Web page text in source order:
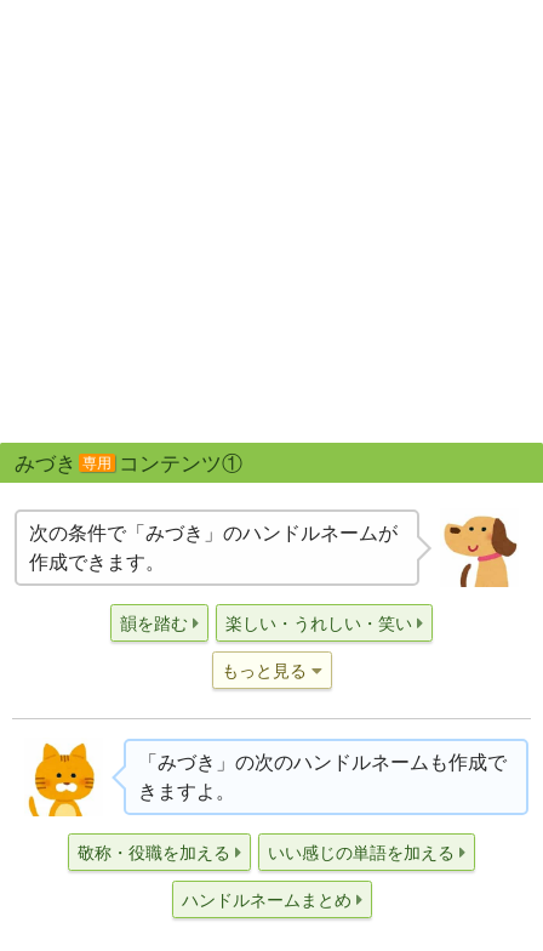
みづき 専用 コンテンツ①
次の条件で「みづき」のハンドルネームが
作成できます。
韻を踏む 楽しい・うれしい・笑い
もっと見る
「みづき」の次のハンドルネームも作成で
きますよ。
敬称・役職を加える いい感じの単語を加える
ハンドルネームまとめ